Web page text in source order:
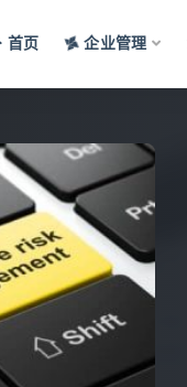
首页 企业管理